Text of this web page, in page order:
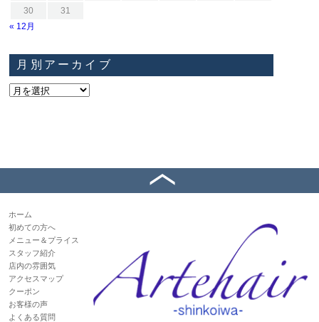
30
31
« 12月
月別アーカイブ
ホーム
初めての方へ
メニュー＆プライス
スタッフ紹介
店内の雰囲気
アクセスマップ
クーポン
お客様の声
よくある質問